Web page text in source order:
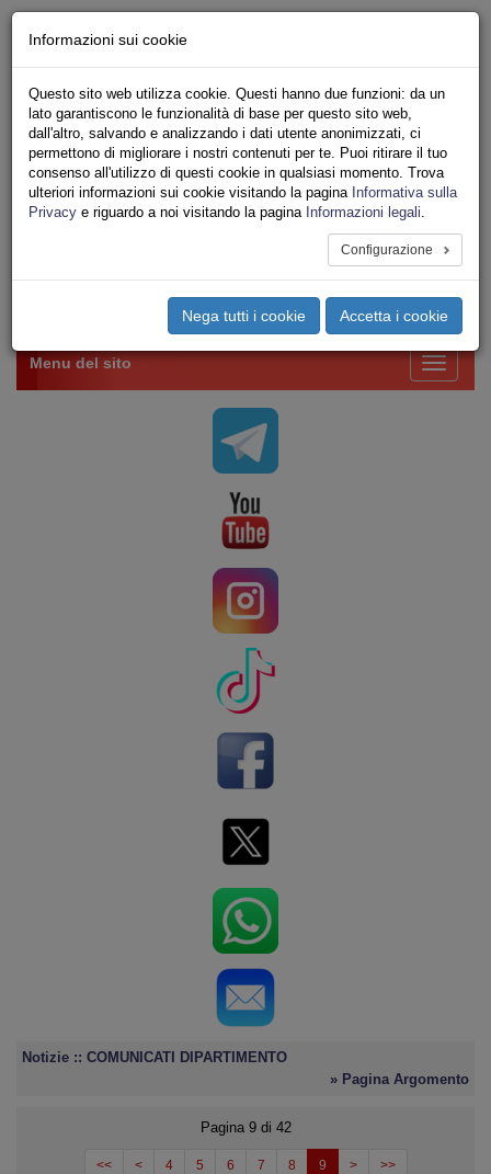
Iscriviti Online
Ricerca
Area Stampa
Privacy
VV.F.
UNIONE SINDACALE DI BASE SETTORE VIGILI
Toggle
Menu del sito
Notizie :: COMUNICATI DIPARTIMENTO
» Pagina Argomento
Pagina 9 di 42
<< < 4 5 6 7 8 9 > >>
Informazioni sui cookie
Questo sito web utilizza cookie. Questi hanno due funzioni: da un
lato garantiscono le funzionalità di base per questo sito web,
dall'altro, salvando e analizzando i dati utente anonimizzati, ci
permettono di migliorare i nostri contenuti per te. Puoi ritirare il tuo
consenso all'utilizzo di questi cookie in qualsiasi momento. Trova
ulteriori informazioni sui cookie visitando la pagina Informativa sulla
Privacy e riguardo a noi visitando la pagina Informazioni legali.
Configurazione
Nega tutti i cookie Accetta i cookie